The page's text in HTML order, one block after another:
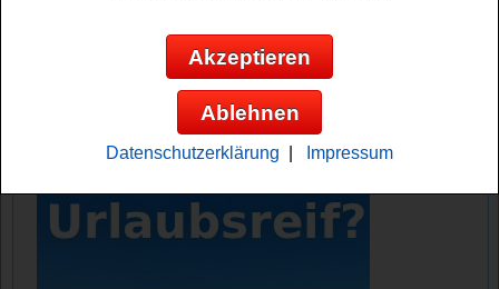
im Emsland übers Wochenende
Anzeige:
Akzeptieren
Ablehnen
Datenschutzerklärung Impressum